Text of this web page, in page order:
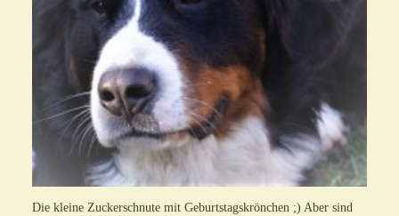
Die kleine Zuckerschnute mit Geburtstagskrönchen ;) Aber sind